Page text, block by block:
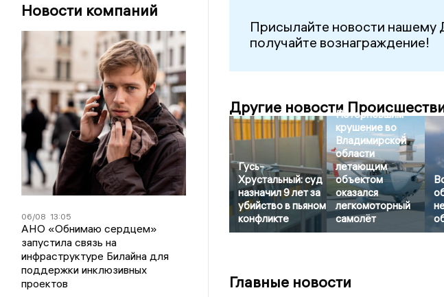
Новости компаний
06/08 13:05
АНО «Обнимаю сердцем»
запустила связь на
инфраструктуре Билайна для
поддержки инклюзивных
проектов
Присылайте новости нашему
получайте вознаграждение!
Другие новости
Гусь-
Хрустальный: суд
назначил 9 лет за
убийство в пьяном
конфликте
Потерпевшим
крушение во
Владимирской
области
летающим
объектом
оказался
легкомоторный
самолёт
Главные новости